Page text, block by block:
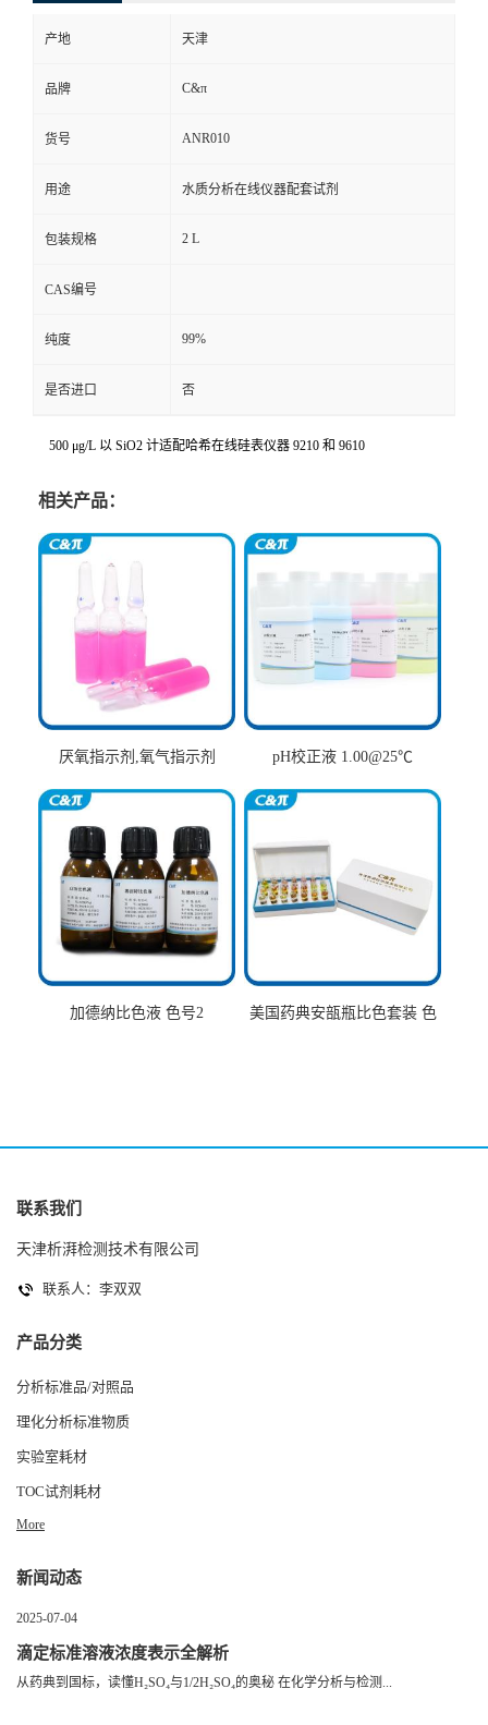
产地 天津
品牌 C&π
货号 ANR010
用途 水质分析在线仪器配套试剂
包装规格 2 L
CAS编号
纯度 99%
是否进口 否
500 μg/L 以 SiO2 计适配哈希在线硅表仪器 9210 和 9610
相关产品：
厌氧指示剂,氧气指示剂 pH校正液 1.00@25℃
加德纳比色液 色号2
美国药典安瓿瓶比色套装 色
联系我们
天津析湃检测技术有限公司
联系人：李双双
产品分类
分析标准品/对照品
理化分析标准物质
实验室耗材
TOC试剂耗材
More
新闻动态
2025-07-04
滴定标准溶液浓度表示全解析
从药典到国标，读懂H₂SO₄与1/2H₂SO₄的奥秘 在化学分析与检测...